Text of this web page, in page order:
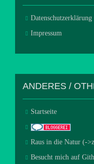
Datenschutzerklärung
Impressum
ANDERES /
Startseite
Raus in die Natur (-
Besucht mich auf